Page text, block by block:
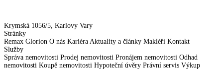
Krymská 1056/5, Karlovy Vary
Stránky
Remax Glorion O nás Kariéra Aktuality a články Makléři Kontakt
Služby
Správa nemovitosti Prodej nemovitosti Pronájem nemovitosti Odhad
nemovitosti Koupě nemovitosti Hypoteční úvěry Právní servis Výkup